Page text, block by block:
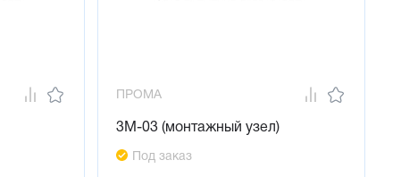
ПРОМА
3М-03 (монтажный узел)
Под заказ